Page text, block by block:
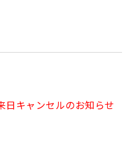
キャンセルのお知らせ